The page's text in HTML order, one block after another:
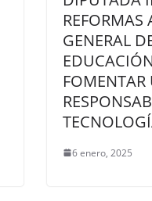
REFORMAS
GENERAL
FOMENTAR
6 enero, 2025